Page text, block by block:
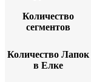
Количество
сегментов
Количество Лапок
в Елке